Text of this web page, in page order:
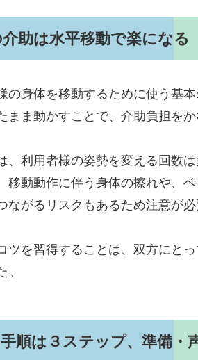
助は水平移動で楽になる
の身体を移動するために使う基
まま動かすことで、介助負担を
、利用者様の姿勢を変える回数
移動動作に伴う身体の擦れや、
ながるリスクもあるため注意が必
ツを習得することは、双方にと
順は３ステップ、準備・